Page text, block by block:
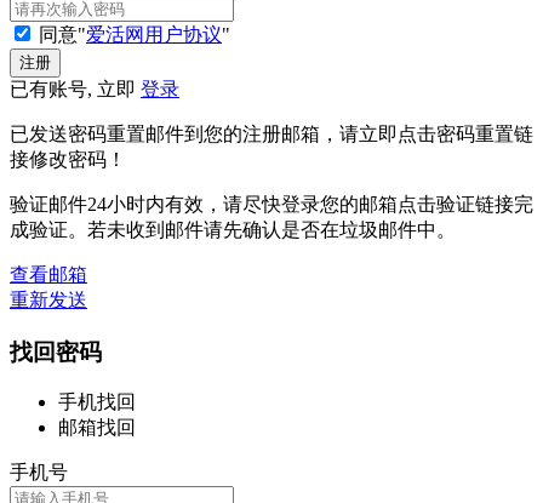
同意"爱活网用户协议"
已有账号, 立即 登录
已发送密码重置邮件到您的注册邮箱，请立即点击密码重置链
接修改密码！
验证邮件24小时内有效，请尽快登录您的邮箱点击验证链接完
成验证。若未收到邮件请先确认是否在垃圾邮件中。
查看邮箱
重新发送
找回密码
手机找回
邮箱找回
手机号